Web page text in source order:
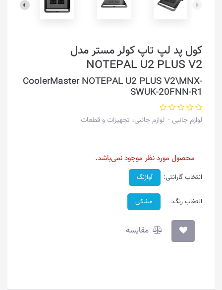
کول پد لپ تاپ کولر مستر مدل
NOTEPAL U2 PLUS V2
CoolerMaster NOTEPAL U2 PLUS V2\MNX-
SWUK-20FNN-R1
لوازم جانبی لوازم جانبی، تجهیزات و قطعات
محصول مورد نظر موجود نمی‌باشد.
انتخاب گارانتی: آواژنگ
انتخاب رنگ: مشکی
مقایسه